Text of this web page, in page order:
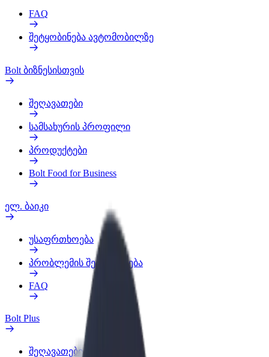
FAQ
შეტყობინება ავტომობილზე
Bolt ბიზნესისთვის
შეღავათები
სამსახურის პროფილი
პროდუქტები
Bolt Food for Business
ელ. ბაიკი
უსაფრთხოება
პრობლემის შეტყობინება
FAQ
Bolt Plus
შეღავათები